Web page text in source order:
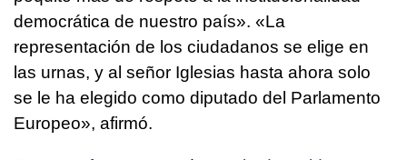
democrática de nuestro país». «La
representación de los ciudadanos se elige en
las urnas, y al señor Iglesias hasta ahora solo
se le ha elegido como diputado del Parlamento
Europeo», afirmó.